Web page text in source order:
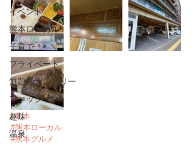
イベント
熊本ローカル
子育て
プライベート
無題のカテゴリー
ファッション
趣味
温泉
#熊本
#熊本ローカル
#熊本グルメ